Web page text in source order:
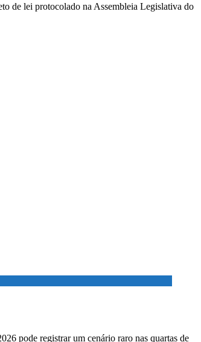
de lei protocolado na Assembleia Legislativa do
pode registrar um cenário raro nas quartas de